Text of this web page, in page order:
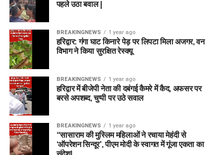
पहले उठा बवाल |
BREAKINGNEWS 1 year ago
हरिद्वार: गंगा घाट किनारे पेड़ पर लिपटा मिला अजगर, वन
विभाग ने किया सुरक्षित रेस्क्यू
BREAKINGNEWS 1 year ago
हरिद्वार में बीजेपी नेता की दबंगई कैमरे में कैद, अफसर पर
बरसे अपशब्द, चुप्पी पर उठे सवाल
BREAKINGNEWS 1 year ago
“सासाराम की मुस्लिम महिलाओं ने रचाया मेहंदी से
‘ऑपरेशन सिन्दूर’, पीएम मोदी के स्वागत में गूंजा एकता का